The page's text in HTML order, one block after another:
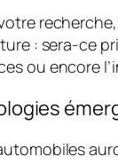
: sera-ce
ou encore